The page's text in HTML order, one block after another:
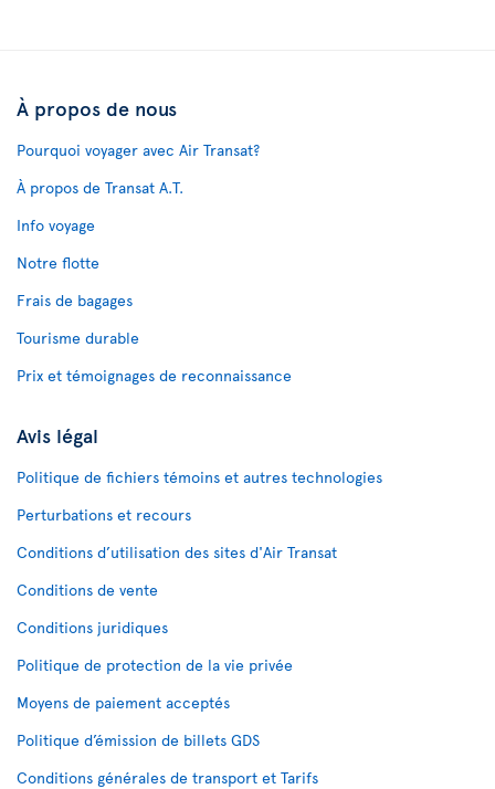
À propos de nous
Pourquoi voyager avec Air Transat?
À propos de Transat A.T.
Info voyage
Notre flotte
Frais de bagages
Tourisme durable
Prix et témoignages de reconnaissance
Avis légal
Politique de fichiers témoins et autres technologies
Perturbations et recours
Conditions d’utilisation des sites d'Air Transat
Conditions de vente
Conditions juridiques
Politique de protection de la vie privée
Moyens de paiement acceptés
Politique d’émission de billets GDS
Conditions générales de transport et Tarifs